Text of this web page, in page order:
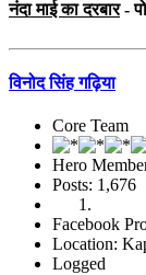
नंदा माई का दरबार-
विनोद सिंह गढ़िया
Core Team
Hero
Posts: 1,676
Facebook
Location:
Logged